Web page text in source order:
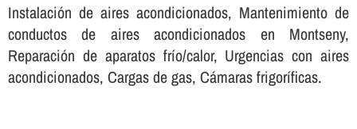
Instalación de aires acondicionados, Mantenimiento de
conductos de aires acondicionados en Montseny,
Reparación de aparatos frí­o/calor, Urgencias con aires
acondicionados, Cargas de gas, Cámaras frigorí­ficas.